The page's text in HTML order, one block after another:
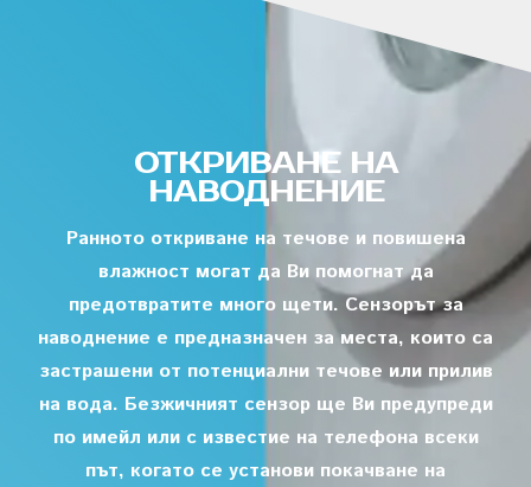
ОТКРИВАНЕ НА
НАВОДНЕНИЕ
Ранното откриване на течове и повишена
влажност могат да Ви помогнат да
предотвратите много щети. Сензорът за
наводнение е предназначен за места, които са
застрашени от потенциални течове или прилив
на вода. Безжичният сензор ще Ви предупреди
по имейл или с известие на телефона всеки
път, когато се установи покачване на